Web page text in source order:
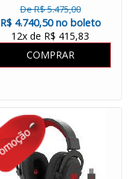
De R$ 5.475,00
R$ 4.740,50 no boleto
12x de R$ 415,83
COMPRAR